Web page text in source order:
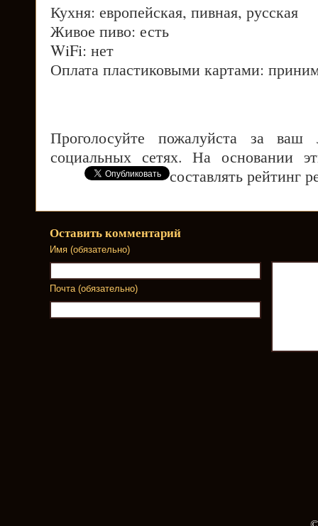
Кухня: европейская, пивная, русская
Живое пиво: есть
WiFi: нет
Оплата пластиковыми картами:
Проголосуйте пожалуйста за
социальных сетях. На основании
составлять рейтинг
Оставить комментарий
Имя (обязательно)
Почта (обязательно)